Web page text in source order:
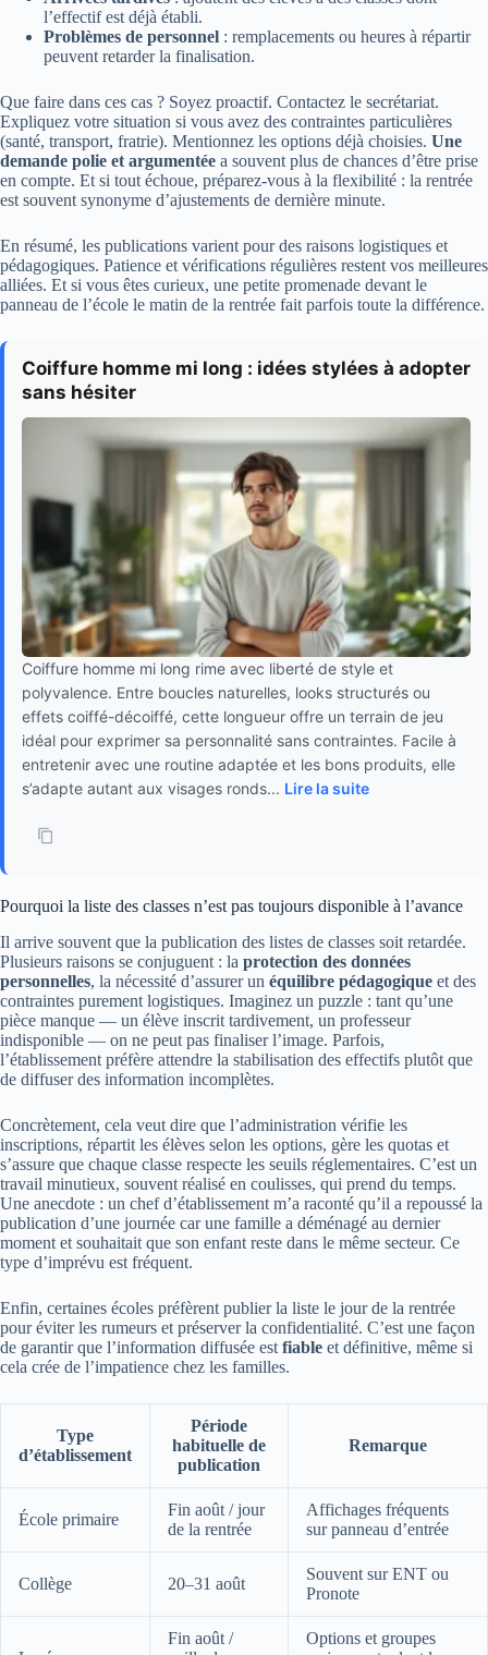
l’effectif est déjà établi.
Problèmes de personnel : remplacements ou heures à répartir
peuvent retarder la finalisation.
Que faire dans ces cas ? Soyez proactif. Contactez le secrétariat.
Expliquez votre situation si vous avez des contraintes particulières
(santé, transport, fratrie). Mentionnez les options déjà choisies. Une
demande polie et argumentée a souvent plus de chances d’être prise
en compte. Et si tout échoue, préparez-vous à la flexibilité : la rentrée
est souvent synonyme d’ajustements de dernière minute.
En résumé, les publications varient pour des raisons logistiques et
pédagogiques. Patience et vérifications régulières restent vos meilleures
alliées. Et si vous êtes curieux, une petite promenade devant le
panneau de l’école le matin de la rentrée fait parfois toute la différence.
Coiffure homme mi long : idées stylées à adopter
sans hésiter
Coiffure homme mi long rime avec liberté de style et
polyvalence. Entre boucles naturelles, looks structurés ou
effets coiffé-décoiffé, cette longueur offre un terrain de jeu
idéal pour exprimer sa personnalité sans contraintes. Facile à
entretenir avec une routine adaptée et les bons produits, elle
s’adapte autant aux visages ronds... Lire la suite
Pourquoi la liste des classes n’est pas toujours disponible à l’avance
Il arrive souvent que la publication des listes de classes soit retardée.
Plusieurs raisons se conjuguent : la protection des données
personnelles, la nécessité d’assurer un équilibre pédagogique et des
contraintes purement logistiques. Imaginez un puzzle : tant qu’une
pièce manque — un élève inscrit tardivement, un professeur
indisponible — on ne peut pas finaliser l’image. Parfois,
l’établissement préfère attendre la stabilisation des effectifs plutôt que
de diffuser des information incomplètes.
Concrètement, cela veut dire que l’administration vérifie les
inscriptions, répartit les élèves selon les options, gère les quotas et
s’assure que chaque classe respecte les seuils réglementaires. C’est un
travail minutieux, souvent réalisé en coulisses, qui prend du temps.
Une anecdote : un chef d’établissement m’a raconté qu’il a repoussé la
publication d’une journée car une famille a déménagé au dernier
moment et souhaitait que son enfant reste dans le même secteur. Ce
type d’imprévu est fréquent.
Enfin, certaines écoles préfèrent publier la liste le jour de la rentrée
pour éviter les rumeurs et préserver la confidentialité. C’est une façon
de garantir que l’information diffusée est fiable et définitive, même si
cela crée de l’impatience chez les familles.
Type
d’établissement
Période
habituelle de
publication
Remarque
École primaire
Fin août / jour
de la rentrée
Affichages fréquents
sur panneau d’entrée
Collège 20–31 août
Souvent sur ENT ou
Pronote
Fin août /
Options et groupes